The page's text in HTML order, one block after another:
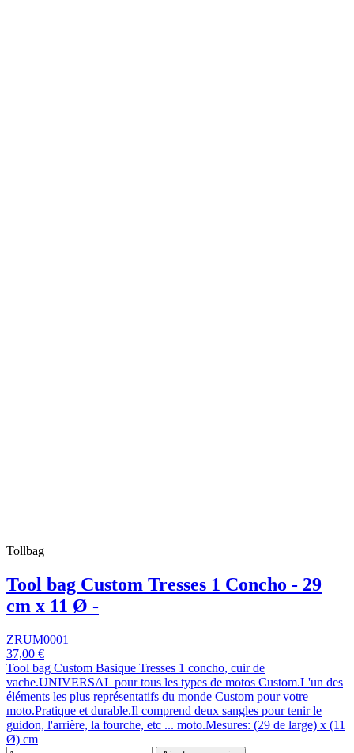
Tollbag
Tool bag Custom Tresses 1 Concho - 29
cm x 11 Ø -
ZRUM0001
37,00 €
Tool bag Custom Basique Tresses 1 concho, cuir de
vache.UNIVERSAL pour tous les types de motos Custom.L'un des
éléments les plus représentatifs du monde Custom pour votre
moto.Pratique et durable.Il comprend deux sangles pour tenir le
guidon, l'arrière, la fourche, etc ... moto.Mesures: (29 de large) x (11
Ø) cm